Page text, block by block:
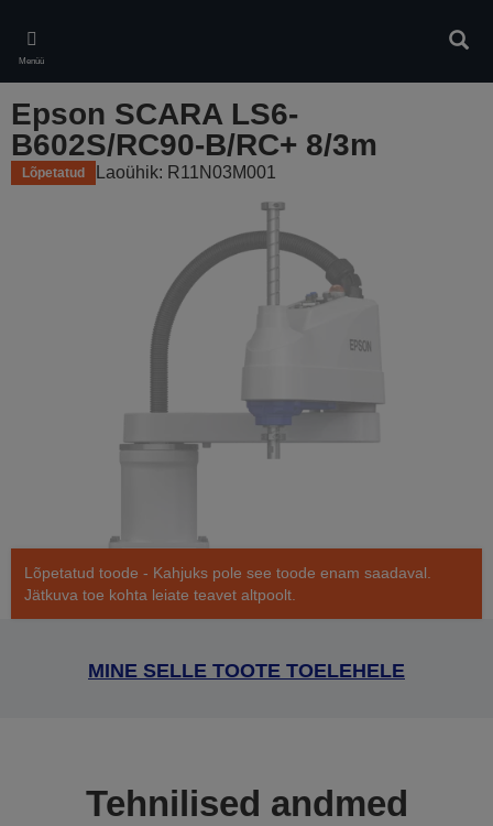
main
content
Menüü
Epson SCARA LS6-
B602S/RC90-B/RC+ 8/3m
Lõpetatud Laoühik: R11N03M001
Lõpetatud toode - Kahjuks pole see toode enam saadaval.
Jätkuva toe kohta leiate teavet altpoolt.
MINE SELLE TOOTE TOELEHELE
Tehnilised andmed